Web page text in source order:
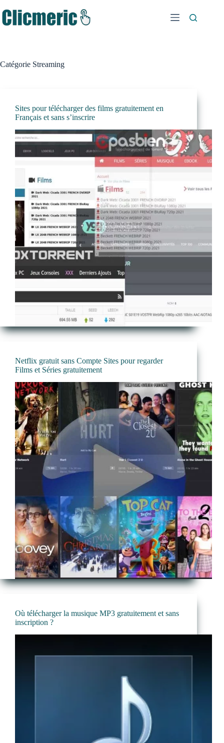
au
contenu
Catégorie Streaming
Sites pour télécharger des films gratuitement en
Français et sans s’inscrire
Netflix gratuit sans Compte Sites pour regarder
Films et Séries gratuitement
Où télécharger la musique MP3 gratuitement et sans
inscription ?